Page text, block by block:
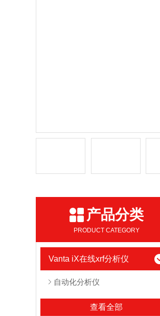
产品分类
PRODUCT CATEGORY
Vanta iX在线xrf分析仪
自动化分析仪
查看全部